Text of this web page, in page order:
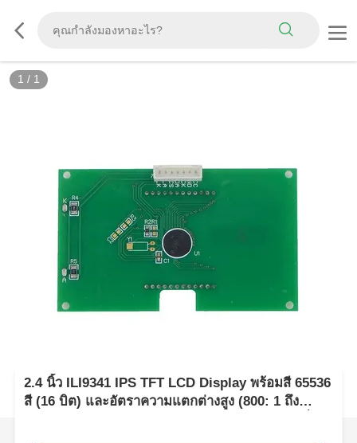
1 / 1
2.4 นิ้ว ILI9341 IPS TFT LCD Display พร้อมสี 65536
สี (16 บิต) และอัตราความแตกต่างสูง (800: 1 ถึง